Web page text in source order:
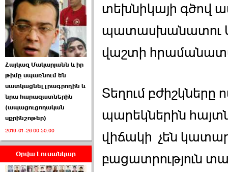
Սահմանադրական
դատարանը մերժեց ›››
2026-07-02 00:39:00
ՈՒՂԻՂ․ ԱԺ-ն
Կառավարության ›››
Հայկազ Մակարյանն և իր
թիմը սպառնում են
սատկացնել լրագրողին և
նրա հարազատներին
(ապացուցողական
սքրինշոթեր)
2019-01-26 00:50:00
Օրվա Լուսանկար
տեխնիկայի գծով
պատասխանատու
վաշտի
Տեղում բժիշկները
պարեկներին
վիճակի չեն
բացատրություն